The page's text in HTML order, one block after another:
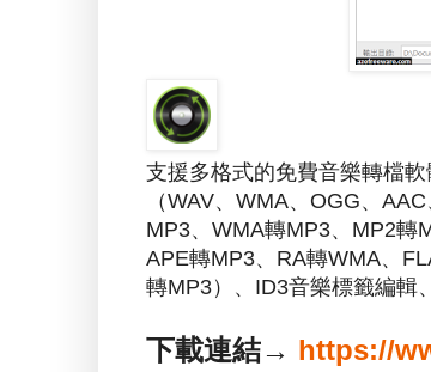
支援多格式的免費音樂轉檔
（WAV、WMA、OGG、
MP3、WMA轉MP3、MP2轉
APE轉MP3、RA轉WMA、
轉MP3）、ID3音樂標籤編輯
下載連結→ https://